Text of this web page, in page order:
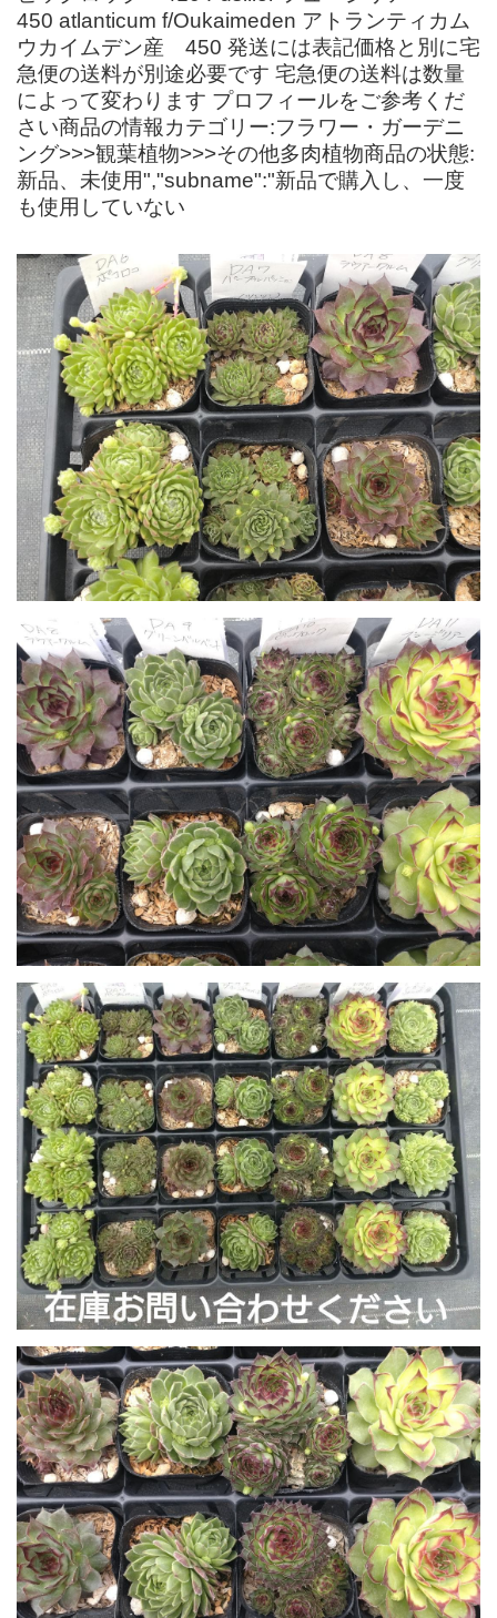
450 atlanticum f/Oukaimeden アトランティカム
ウカイムデン産 450 発送には表記価格と別に宅
急便の送料が別途必要です 宅急便の送料は数量
によって変わります プロフィールをご参考くだ
さい商品の情報カテゴリー:フラワー・ガーデニ
ング>>>観葉植物>>>その他多肉植物商品の状態:
新品、未使用","subname":"新品で購入し、一度
も使用していない